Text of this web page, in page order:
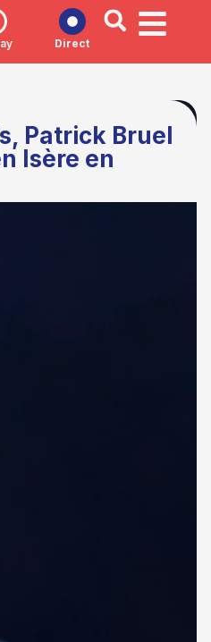
Direct
Patrick Bruel
Isère en